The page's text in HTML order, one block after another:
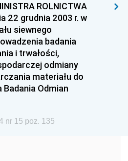
1994
1991
1988
1982
1979
ROLNICTWA
22 grudnia 2003 r. w
siewnego
badania
i trwałości,
odmiany
materiału do
Odmian
nr 15 poz. 135